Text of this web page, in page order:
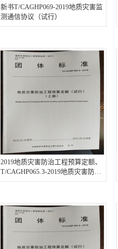
新书T/CAGHP069-2019地质灾害监
测通信协议（试行）
2019地质灾害防治工程预算定额、
T/CAGHP065.3-2019地质灾害防治
工程预算定额全套6册